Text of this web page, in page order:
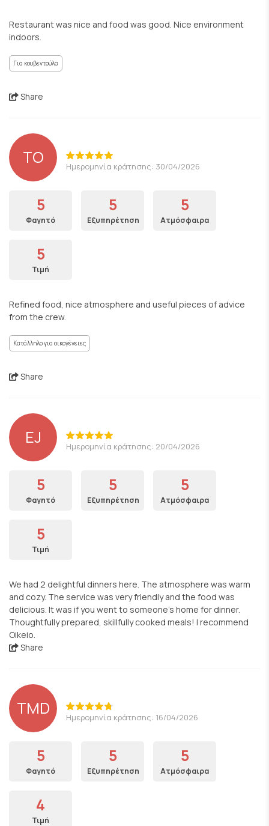
Restaurant was nice and food was good. Nice environment
indoors.
Για κουβεντούλα
Share
TO Ημερομηνία κράτησης: 30/04/2026
5
Φαγητό
5
Εξυπηρέτηση
5
Ατμόσφαιρα
5
Τιμή
Refined food, nice atmosphere and useful pieces of advice
from the crew.
Κατάλληλο για οικογένειες
Share
EJ Ημερομηνία κράτησης: 20/04/2026
5
Φαγητό
5
Εξυπηρέτηση
5
Ατμόσφαιρα
5
Τιμή
We had 2 delightful dinners here. The atmosphere was warm
and cozy. The service was very friendly and the food was
delicious. It was if you went to someone’s home for dinner.
Thoughtfully prepared, skillfully cooked meals! I recommend
Oikeio.
Share
TMD Ημερομηνία κράτησης: 16/04/2026
5
Φαγητό
5
Εξυπηρέτηση
5
Ατμόσφαιρα
4
Τιμή